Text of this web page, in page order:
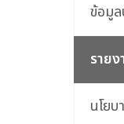
ข้อมูล
ราย
นโยบ